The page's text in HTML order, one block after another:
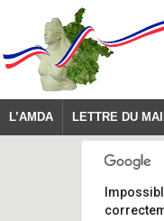
L’AMDA LETTRE DU